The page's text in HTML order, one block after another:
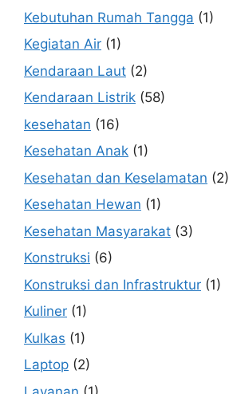
Kebutuhan Rumah Tangga (1)
Kegiatan Air (1)
Kendaraan Laut (2)
Kendaraan Listrik (58)
kesehatan (16)
Kesehatan Anak (1)
Kesehatan dan Keselamatan (2)
Kesehatan Hewan (1)
Kesehatan Masyarakat (3)
Konstruksi (6)
Konstruksi dan Infrastruktur (1)
Kuliner (1)
Kulkas (1)
Laptop (2)